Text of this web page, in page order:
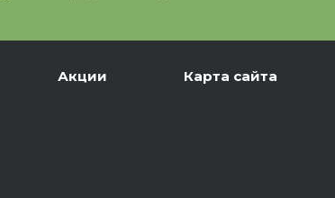
Акции Карта сайта